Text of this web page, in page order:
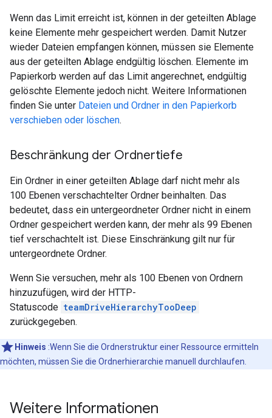
Wenn das Limit erreicht ist, können in der geteilten Ablage
keine Elemente mehr gespeichert werden. Damit Nutzer
wieder Dateien empfangen können, müssen sie Elemente
aus der geteilten Ablage endgültig löschen. Elemente im
Papierkorb werden auf das Limit angerechnet, endgültig
gelöschte Elemente jedoch nicht. Weitere Informationen
finden Sie unter Dateien und Ordner in den Papierkorb
verschieben oder löschen.
Beschränkung der Ordnertiefe
Ein Ordner in einer geteilten Ablage darf nicht mehr als
100 Ebenen verschachtelter Ordner beinhalten. Das
bedeutet, dass ein untergeordneter Ordner nicht in einem
Ordner gespeichert werden kann, der mehr als 99 Ebenen
tief verschachtelt ist. Diese Einschränkung gilt nur für
untergeordnete Ordner.
Wenn Sie versuchen, mehr als 100 Ebenen von Ordnern
hinzuzufügen, wird der HTTP-
Statuscode teamDriveHierarchyTooDeep
zurückgegeben.
Hinweis :Wenn Sie die Ordnerstruktur einer Ressource ermitteln
möchten, müssen Sie die Ordnerhierarchie manuell durchlaufen.
Weitere Informationen